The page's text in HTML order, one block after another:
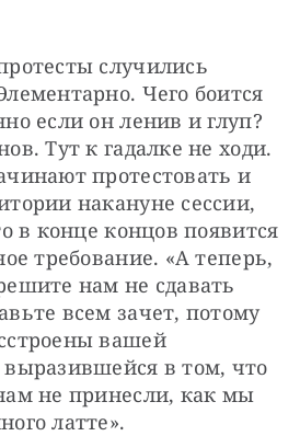
случились
Чего боится
если он ленив и глуп?
Тут к гадалке не ходи.
протестовать и
накануне сессии,
в конце концов появится
требование. «А теперь,
нам не сдавать
всем зачет, потому
вашей
выразившейся в том, что
не принесли, как мы
латте».